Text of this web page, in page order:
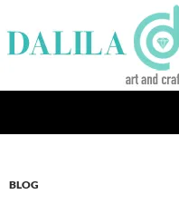
to
content
BLOG